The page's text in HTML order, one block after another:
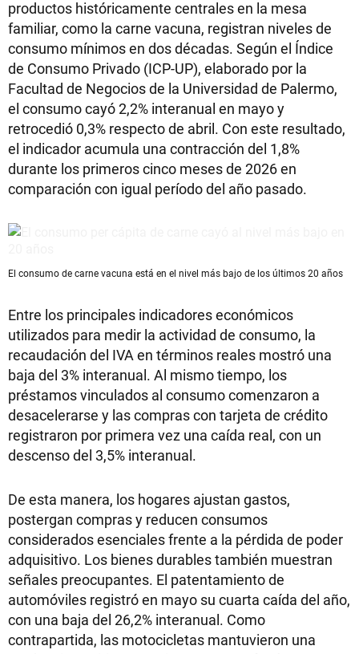
productos históricamente centrales en la mesa
familiar, como la carne vacuna, registran niveles de
consumo mínimos en dos décadas. Según el Índice
de Consumo Privado (ICP-UP), elaborado por la
Facultad de Negocios de la Universidad de Palermo,
el consumo cayó 2,2% interanual en mayo y
retrocedió 0,3% respecto de abril. Con este resultado,
el indicador acumula una contracción del 1,8%
durante los primeros cinco meses de 2026 en
comparación con igual período del año pasado.
El consumo de carne vacuna está en el nivel más bajo de los últimos 20 años
Entre los principales indicadores económicos
utilizados para medir la actividad de consumo, la
recaudación del IVA en términos reales mostró una
baja del 3% interanual. Al mismo tiempo, los
préstamos vinculados al consumo comenzaron a
desacelerarse y las compras con tarjeta de crédito
registraron por primera vez una caída real, con un
descenso del 3,5% interanual.
De esta manera, los hogares ajustan gastos,
postergan compras y reducen consumos
considerados esenciales frente a la pérdida de poder
adquisitivo. Los bienes durables también muestran
señales preocupantes. El patentamiento de
automóviles registró en mayo su cuarta caída del año,
con una baja del 26,2% interanual. Como
contrapartida, las motocicletas mantuvieron una